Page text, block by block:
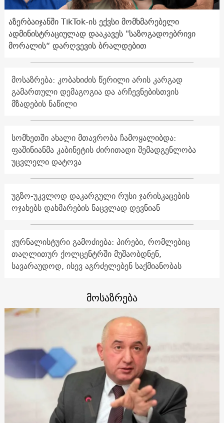
აზერბაიჯანში TikTok-ის ექვსი მომხმარებელი
ადმინისტრაციულად დააკავეს "საზოგადოებრივი
მორალის“ დარღვევის ბრალდებით
მოსაზრება: კობახიძის წერილი არის კარგად
გამართული დემაგოგია და არჩევნებისთვის
მზადების ნაწილი
სომხეთში ახალი მთავრობა ჩამოყალიბდა:
ფაშინიანმა კაბინეტის ძირითადი შემადგენლობა
უცვლელი დატოვა
უგზო-უკვლოდ დაკარგული რუსი ჯარისკაცების
ოჯახებს დახმარების ნაცვლად დევნიან
ჟურნალისტური გამოძიება: პირები, რომლებიც
თაღლითურ ქოლცენტრში მუშაობდნენ,
სავარაუდოდ, ისევ აგრძელებენ საქმიანობას
მოსაზრება